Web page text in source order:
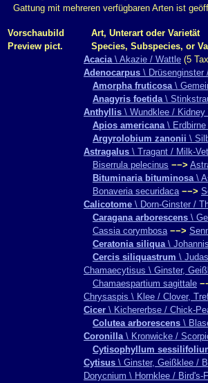
Gattung mit mehreren verfügbaren Arten ist
Vorschaubild Art, Unterart oder Varietät
Preview pict.
Species, Subspecies, or
Acacia\ Akazie / Wattle (5
Adenocarpus \ Drüsenginster
Amorpha fruticosa\
Anagyris foetida\
Anthyllis \ Wundklee / Kidney
Apios americana\ Erdbirne
Argyrolobium zanonii \
Astragalus \ Tragant / Milk-
Biserrula pelecinus −−>
Bituminaria bituminosa\
Bonaveria securidaca −−>
Calicotome \ Dorn-Ginster /
Caragana arborescens \
Cassia corymbosa −−>
Ceratonia siliqua\
Cercis siliquastrum \
Chamaecytisus \ Ginster,
Chamaespartium sagittale
Chrysaspis \ Klee / Clover,
Cicer \ Kichererbse / Chick-
Colutea arborescens \
Coronilla\ Kronwicke /
Cytisophyllum
Cytisus \ Ginster, Geißklee /
Dorycnium \ Hornklee / Bird's-